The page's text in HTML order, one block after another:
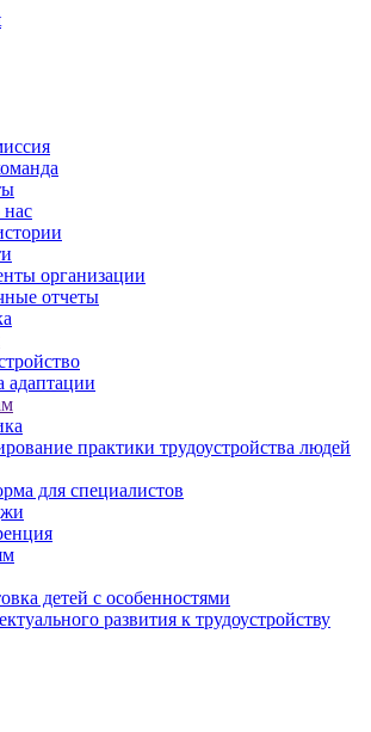
организации
отчеты
адаптации
практики трудоустройства людей
для специалистов
детей с особенностями
развития к трудоустройству